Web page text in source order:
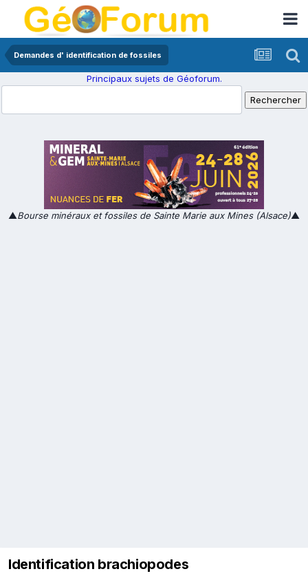
Demandes d' identification de fossiles
Principaux sujets de Géoforum.
▲Bourse minéraux et fossiles de Sainte Marie aux Mines (Alsace)▲
Identification brachiopodes